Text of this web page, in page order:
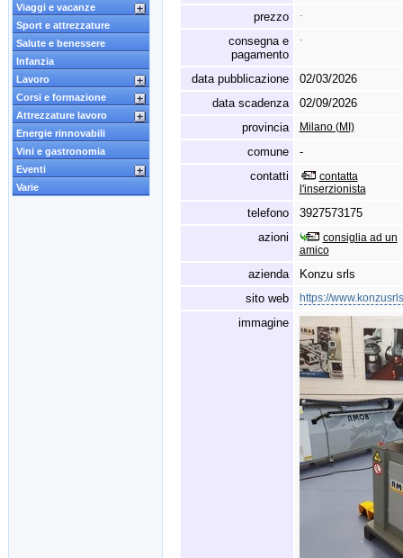
Viaggi e vacanze
Sport e attrezzature
Salute e benessere
Infanzia
Lavoro
Corsi e formazione
Attrezzature lavoro
Energie rinnovabili
Vini e gastronomia
Eventi
Varie
prezzo
-
consegna e
pagamento
-
data pubblicazione
02/03/2026
data scadenza
02/09/2026
provincia
Milano (MI)
comune
-
contatti
contatta
l'inserzionista
telefono
3927573175
azioni
consiglia ad un
amico
azienda
Konzu srls
sito web
https://
immagine